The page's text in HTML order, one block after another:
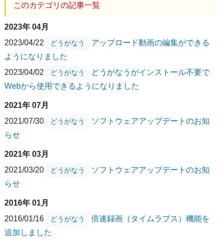
このカテゴリの記事一覧
2023年 04月
2023/04/22
どうがなう
アップロード動画の編集ができる
ようになりました
2023/04/02
どうがなう
どうがなうがインストール不要で
Webから使用できるようになりました
2021年 07月
2021/07/30
どうがなう
ソフトウェアアップデートのお知
らせ
2021年 03月
2021/03/20
どうがなう
ソフトウェアアップデートのお知
らせ
2016年 01月
2016/01/16
どうがなう
倍速録画（タイムラプス）機能を
追加しました